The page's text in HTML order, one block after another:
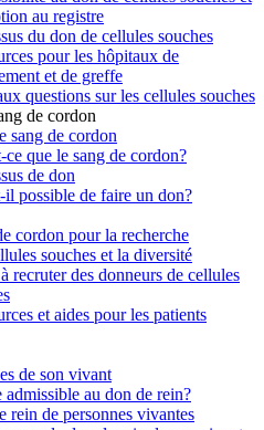
au registre
du don de cellules souches
pour les hôpitaux de
et de greffe
questions sur les cellules souches
de cordon
sang de cordon
ce que le sang de cordon?
de don
il possible de faire un don?
cordon pour la recherche
souches et la diversité
recruter des donneurs de cellules
et aides pour les patients
de son vivant
admissible au don de rein?
rein de personnes vivantes